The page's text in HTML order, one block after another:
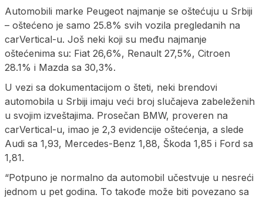
Automobili marke Peugeot najmanje se oštećuju u Srbiji
– oštećeno je samo 25.8% svih vozila pregledanih na
carVertical-u. Još neki koji su među najmanje
oštećenima su: Fiat 26,6%, Renault 27,5%, Citroen
28.1% i Mazda sa 30,3%.
U vezi sa dokumentacijom o šteti, neki brendovi
automobila u Srbiji imaju veći broj slučajeva zabeleženih
u svojim izveštajima. Prosečan BMW, proveren na
carVertical-u, imao je 2,3 evidencije oštećenja, a slede
Audi sa 1,93, Mercedes-Benz 1,88, Škoda 1,85 i Ford sa
1,81.
“Potpuno je normalno da automobil učestvuje u nesreći
jednom u pet godina. To takođe može biti povezano sa